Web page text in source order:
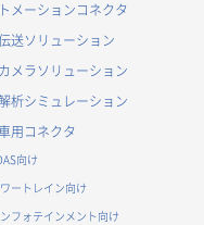
るため
るため
するため
体・官公庁の方に関す
業務上必要な対応およ
メーションコネクタ
送ソリューション
メラソリューション
析シミュレーション
用コネクタ
向け
ートレイン向け
フォテインメント向け